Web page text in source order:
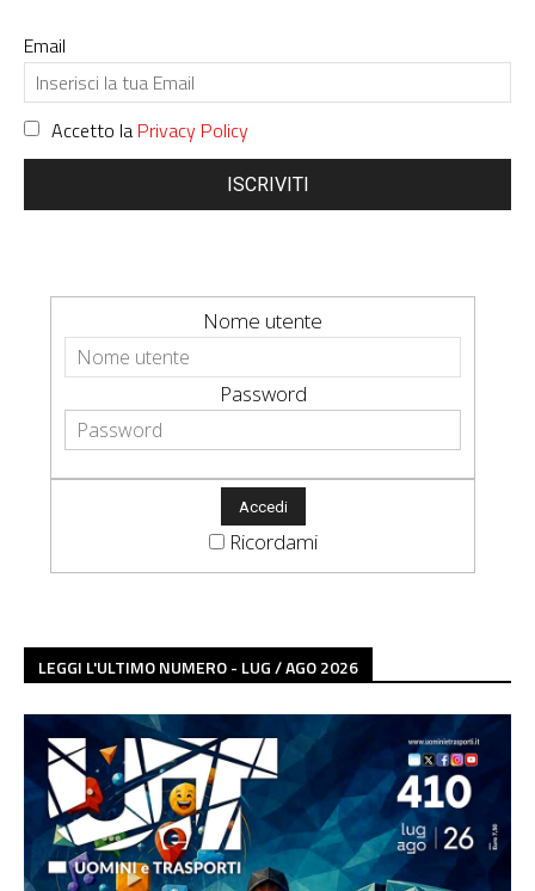
Email
Accetto la Privacy Policy
ISCRIVITI
Nome utente
Password
Ricordami
LEGGI L'ULTIMO NUMERO - LUG / AGO 2026